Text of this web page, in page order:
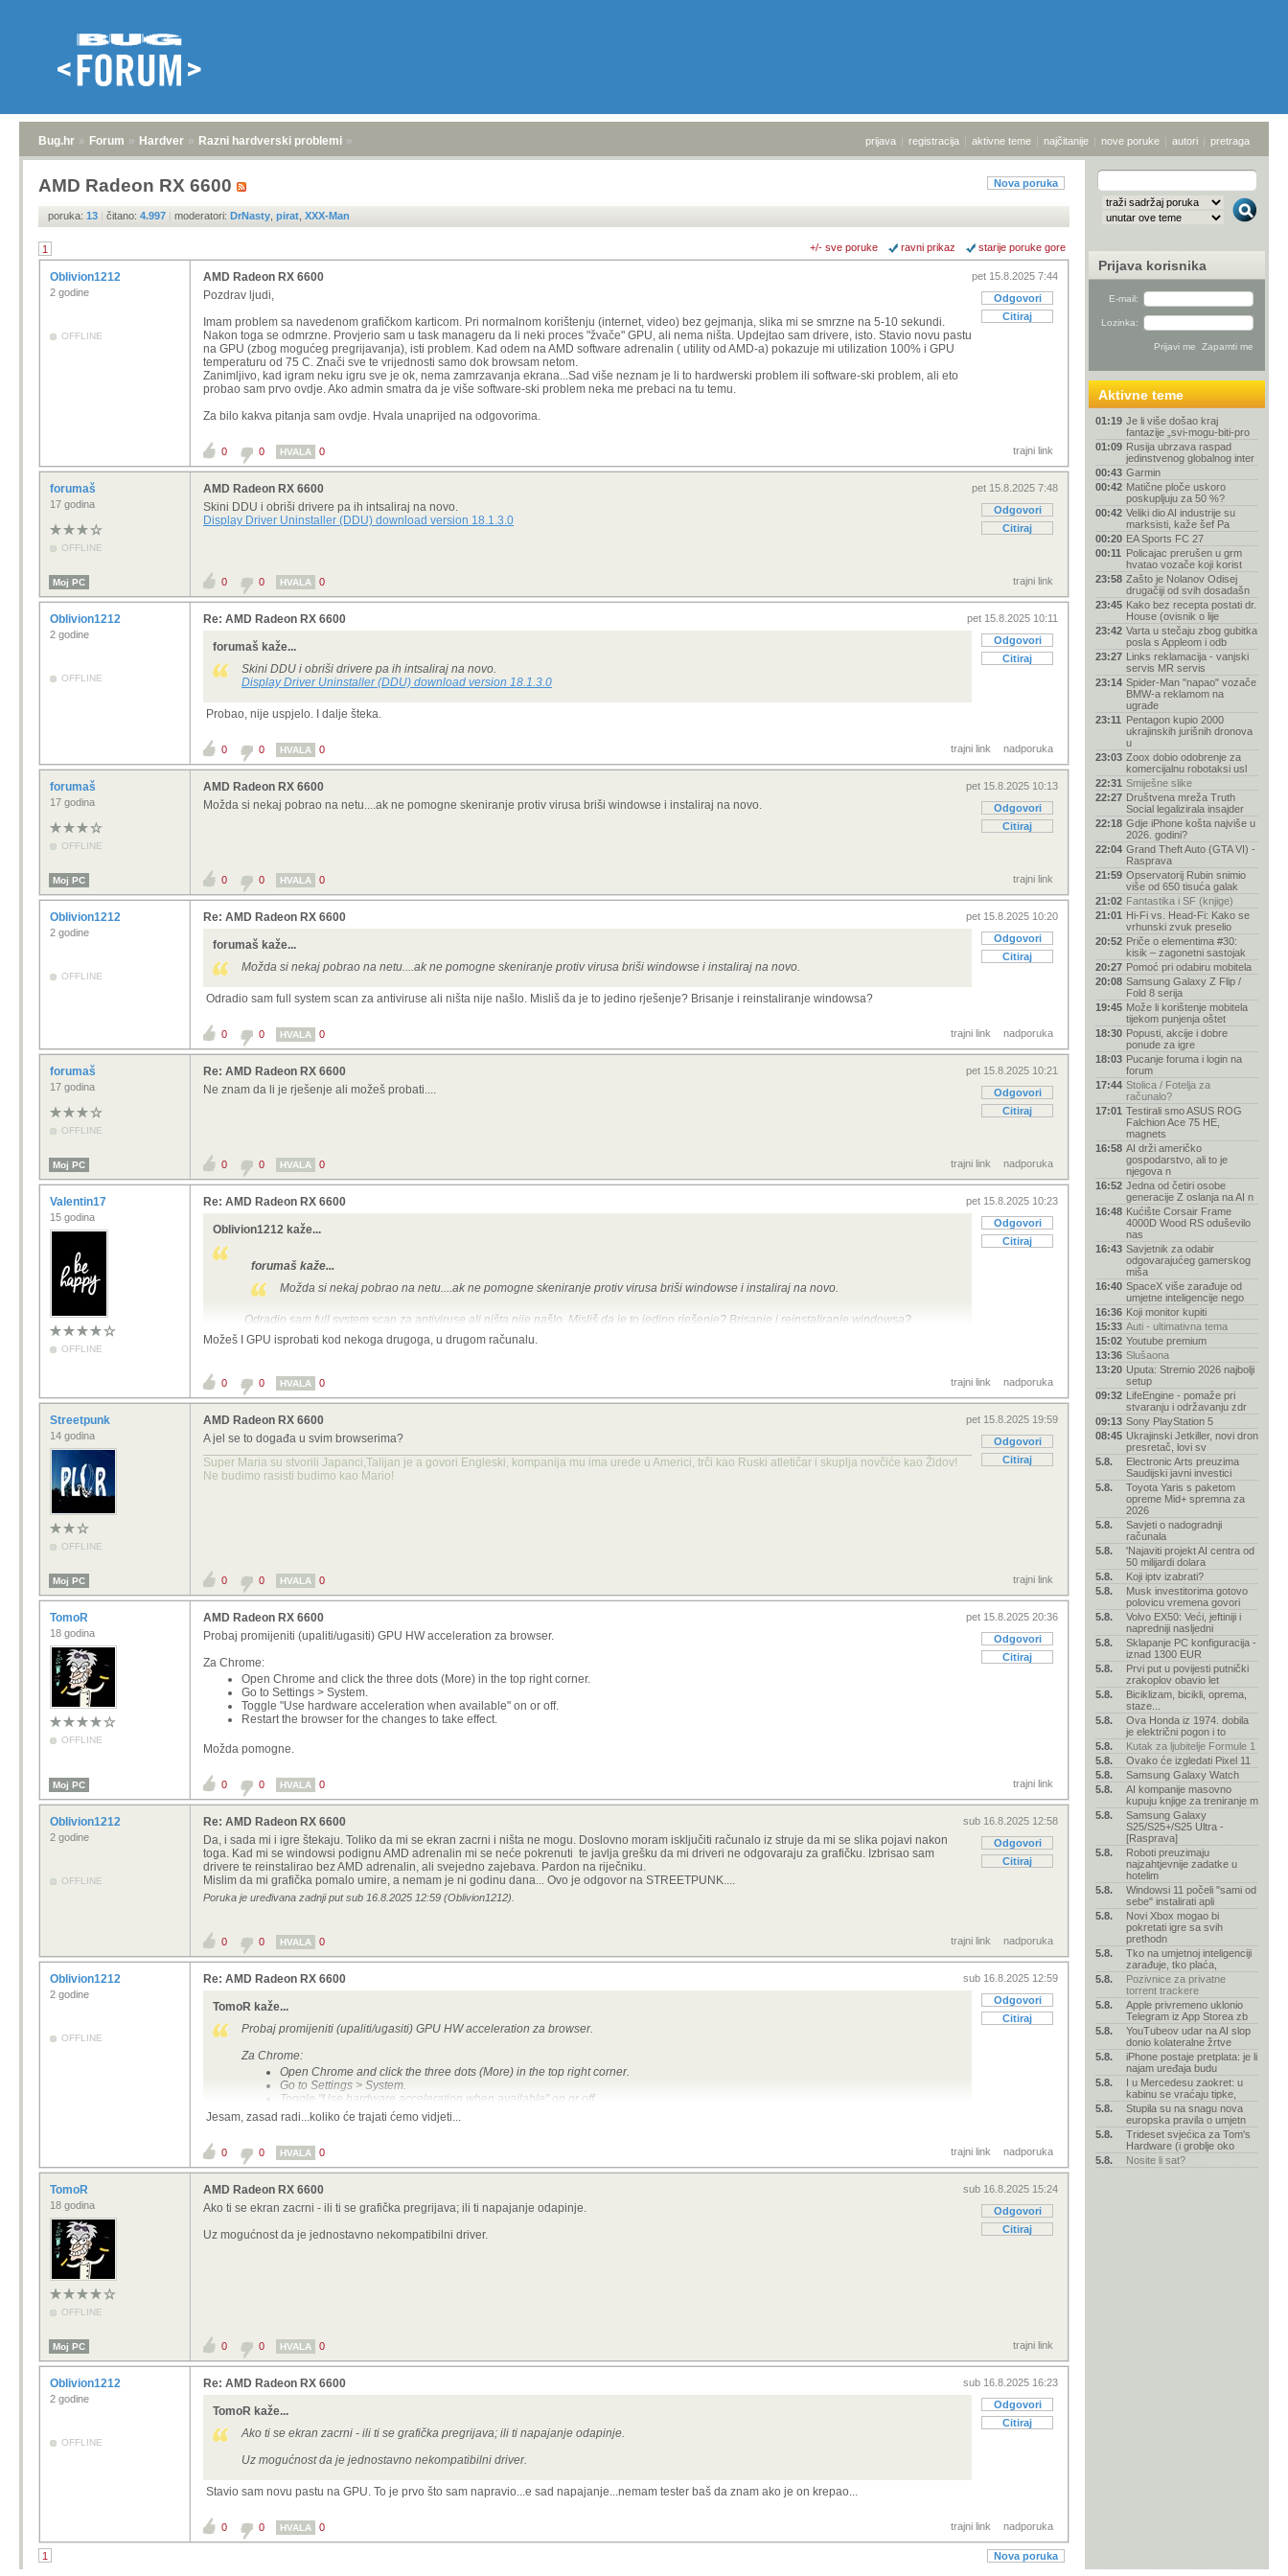
Bug.hr » Forum » Hardver » Razni hardverski problemi » prijava | registracija | aktivne teme | najčitanije | nove poruke | autori | pretraga
Nova poruka
AMD Radeon RX 6600
poruka: 13 | čitano: 4.997 | moderatori: DrNasty pirat XXX-Man
1 +/- sve poruke ravni prikaz starije poruke gore
Oblivion1212
2 godine
OFFLINE
pet 15.8.2025 7:44
Odgovori
Citiraj
AMD Radeon RX 6600
Pozdrav ljudi,
Imam problem sa navedenom grafičkom karticom. Pri normalnom korištenju (internet, video) bez gejmanja, slika mi se smrzne na 5-10 sekundi.
Nakon toga se odmrzne. Provjerio sam u task manageru da li neki proces "žvače" GPU, ali nema ništa. Updejtao sam drivere, isto. Stavio novu pastu
na GPU (zbog mogućeg pregrijavanja), isti problem. Kad odem na AMD software adrenalin ( utility od AMD-a) pokazuje mi utilization 100% i GPU
temperaturu od 75 C. Znači sve te vrijednosti samo dok browsam netom.
Zanimljivo, kad igram neku igru sve je ok, nema zamrzavanja ekrana...Sad više neznam je li to hardwerski problem ili software-ski problem, ali eto
probao sam prvo ovdje. Ako admin smatra da je više software-ski problem neka me prebaci na tu temu.
Za bilo kakva pitanja sam ovdje. Hvala unaprijed na odgovorima.
trajni link
0 0 HVALA 0
forumaš
17 godina
OFFLINE
pet 15.8.2025 7:48
Odgovori
Citiraj
AMD Radeon RX 6600
Skini DDU i obriši drivere pa ih intsaliraj na novo.
Display Driver Uninstaller (DDU) download version 18.1.3.0
Moj PC trajni link
0 0 HVALA 0
Oblivion1212
2 godine
OFFLINE
pet 15.8.2025 10:11
Odgovori
Citiraj
Re: AMD Radeon RX 6600
forumaš kaže...
Skini DDU i obriši drivere pa ih intsaliraj na novo.
Display Driver Uninstaller (DDU) download version 18.1.3.0
Probao, nije uspjelo. I dalje šteka.
trajni link nadporuka
0 0 HVALA 0
forumaš
17 godina
OFFLINE
pet 15.8.2025 10:13
Odgovori
Citiraj
AMD Radeon RX 6600
Možda si nekaj pobrao na netu....ak ne pomogne skeniranje protiv virusa briši windowse i instaliraj na novo.
Moj PC trajni link
0 0 HVALA 0
Oblivion1212
2 godine
OFFLINE
pet 15.8.2025 10:20
Odgovori
Citiraj
Re: AMD Radeon RX 6600
forumaš kaže...
Možda si nekaj pobrao na netu....ak ne pomogne skeniranje protiv virusa briši windowse i instaliraj na novo.
Odradio sam full system scan za antiviruse ali ništa nije našlo. Misliš da je to jedino rješenje? Brisanje i reinstaliranje windowsa?
trajni link nadporuka
0 0 HVALA 0
forumaš
17 godina
OFFLINE
pet 15.8.2025 10:21
Odgovori
Citiraj
Re: AMD Radeon RX 6600
Ne znam da li je rješenje ali možeš probati....
Moj PC trajni link nadporuka
0 0 HVALA 0
Valentin17
15 godina
OFFLINE
pet 15.8.2025 10:23
Odgovori
Citiraj
Re: AMD Radeon RX 6600
Oblivion1212 kaže...
forumaš kaže...
Možda si nekaj pobrao na netu....ak ne pomogne skeniranje protiv virusa briši windowse i instaliraj na novo.
Odradio sam full system scan za antiviruse ali ništa nije našlo. Misliš da je to jedino rješenje? Brisanje i reinstaliranje windowsa?
Možeš I GPU isprobati kod nekoga drugoga, u drugom računalu.
trajni link nadporuka
0 0 HVALA 0
Streetpunk
14 godina
OFFLINE
pet 15.8.2025 19:59
Odgovori
Citiraj
AMD Radeon RX 6600
A jel se to događa u svim browserima?
Super Maria su stvorili Japanci,Talijan je a govori Engleski, kompanija mu ima urede u Americi, trči kao Ruski atletičar i skuplja novčiće kao Židov!
Ne budimo rasisti budimo kao Mario!
Moj PC trajni link
0 0 HVALA 0
TomoR
18 godina
OFFLINE
pet 15.8.2025 20:36
Odgovori
Citiraj
AMD Radeon RX 6600
Probaj promijeniti (upaliti/ugasiti) GPU HW acceleration za browser.
Za Chrome:
Open Chrome and click the three dots (More) in the top right corner.
Go to Settings > System.
Toggle "Use hardware acceleration when available" on or off.
Restart the browser for the changes to take effect.
Možda pomogne.
Moj PC trajni link
0 0 HVALA 0
Oblivion1212
2 godine
OFFLINE
sub 16.8.2025 12:58
Odgovori
Citiraj
Re: AMD Radeon RX 6600
Da, i sada mi i igre štekaju. Toliko da mi se ekran zacrni i ništa ne mogu. Doslovno moram isključiti računalo iz struje da mi se slika pojavi nakon
toga. Kad mi se windowsi podignu AMD adrenalin mi se neće pokrenuti te javlja grešku da mi driveri ne odgovaraju za grafičku. Izbrisao sam
drivere te reinstalirao bez AMD adrenalin, ali svejedno zajebava. Pardon na riječniku.
Mislim da mi grafička pomalo umire, a nemam je ni godinu dana... Ovo je odgovor na STREETPUNK....
Poruka je uređivana zadnji put sub 16.8.2025 12:59 (Oblivion1212).
trajni link nadporuka
0 0 HVALA 0
Oblivion1212
2 godine
OFFLINE
sub 16.8.2025 12:59
Odgovori
Citiraj
Re: AMD Radeon RX 6600
TomoR kaže...
Probaj promijeniti (upaliti/ugasiti) GPU HW acceleration za browser.
Za Chrome:
Open Chrome and click the three dots (More) in the top right corner.
Go to Settings > System.
Toggle "Use hardware acceleration when available" on or off.
Restart the browser for the changes to take effect.
Jesam, zasad radi...koliko će trajati ćemo vidjeti...
trajni link nadporuka
0 0 HVALA 0
TomoR
18 godina
OFFLINE
sub 16.8.2025 15:24
Odgovori
Citiraj
AMD Radeon RX 6600
Ako ti se ekran zacrni - ili ti se grafička pregrijava; ili ti napajanje odapinje.
Uz mogućnost da je jednostavno nekompatibilni driver.
Moj PC trajni link
0 0 HVALA 0
Oblivion1212
2 godine
OFFLINE
sub 16.8.2025 16:23
Odgovori
Citiraj
Re: AMD Radeon RX 6600
TomoR kaže...
Ako ti se ekran zacrni - ili ti se grafička pregrijava; ili ti napajanje odapinje.
Uz mogućnost da je jednostavno nekompatibilni driver.
Stavio sam novu pastu na GPU. To je prvo što sam napravio...e sad napajanje...nemam tester baš da znam ako je on krepao...
trajni link nadporuka
0 0 HVALA 0
1 Nova poruka
Prijava korisnika
E-mail:
Lozinka:
Aktivne teme
01:19 Je li više došao kraj
fantazije „svi-mogu-biti-pro
01:09 Rusija ubrzava raspad
jedinstvenog globalnog inter
00:43 Garmin
00:42 Matične ploče uskoro
poskupljuju za 50 %?
00:42 Veliki dio AI industrije su
marksisti, kaže šef Pa
00:20 EA Sports FC 27
00:11 Policajac prerušen u grm
hvatao vozače koji korist
23:58 Zašto je Nolanov Odisej
drugačiji od svih dosadašn
23:45 Kako bez recepta postati dr.
House (ovisnik o lije
23:42 Varta u stečaju zbog gubitka
posla s Appleom i odb
23:27 Links reklamacija - vanjski
servis MR servis
23:14 Spider-Man "napao" vozače
BMW-a reklamom na
ugrađe
23:11 Pentagon kupio 2000
ukrajinskih jurišnih dronova
u
23:03 Zoox dobio odobrenje za
komercijalnu robotaksi usl
22:31 Smiješne slike
22:27 Društvena mreža Truth
Social legalizirala insajder
22:18 Gdje iPhone košta najviše u
2026. godini?
22:04 Grand Theft Auto (GTA VI) -
Rasprava
21:59 Opservatorij Rubin snimio
više od 650 tisuća galak
21:02 Fantastika i SF (knjige)
21:01 Hi-Fi vs. Head-Fi: Kako se
vrhunski zvuk preselio
20:52 Priče o elementima #30:
kisik – zagonetni sastojak
20:27 Pomoć pri odabiru mobitela
20:08 Samsung Galaxy Z Flip /
Fold 8 serija
19:45 Može li korištenje mobitela
tijekom punjenja oštet
18:30 Popusti, akcije i dobre
ponude za igre
18:03 Pucanje foruma i login na
forum
17:44 Stolica / Fotelja za
računalo?
17:01 Testirali smo ASUS ROG
Falchion Ace 75 HE,
magnets
16:58 AI drži američko
gospodarstvo, ali to je
njegova n
16:52 Jedna od četiri osobe
generacije Z oslanja na AI n
16:48 Kućište Corsair Frame
4000D Wood RS oduševilo
nas
16:43 Savjetnik za odabir
odgovarajućeg gamerskog
miša
16:40 SpaceX više zarađuje od
umjetne inteligencije nego
16:36 Koji monitor kupiti
15:33 Auti - ultimativna tema
15:02 Youtube premium
13:36 Slušaona
13:20 Uputa: Stremio 2026 najbolji
setup
09:32 LifeEngine - pomaže pri
stvaranju i održavanju zdr
09:13 Sony PlayStation 5
08:45 Ukrajinski Jetkiller, novi dron
presretač, lovi sv
5.8.
Electronic Arts preuzima
Saudijski javni investici
5.8.
Toyota Yaris s paketom
opreme Mid+ spremna za
2026
5.8.
Savjeti o nadogradnji
računala
5.8.
'Najaviti projekt AI centra od
50 milijardi dolara
5.8.
Koji iptv izabrati?
5.8.
Musk investitorima gotovo
polovicu vremena govori
5.8.
Volvo EX50: Veći, jeftiniji i
napredniji nasljedni
5.8.
Sklapanje PC konfiguracija -
iznad 1300 EUR
5.8.
Prvi put u povijesti putnički
zrakoplov obavio let
5.8.
Biciklizam, bicikli, oprema,
staze...
5.8.
Ova Honda iz 1974. dobila
je električni pogon i to
5.8.
Kutak za ljubitelje Formule 1
5.8.
Ovako će izgledati Pixel 11
5.8.
Samsung Galaxy Watch
5.8.
AI kompanije masovno
kupuju knjige za treniranje m
5.8.
Samsung Galaxy
S25/S25+/S25 Ultra -
[Rasprava]
5.8.
Roboti preuzimaju
najzahtjevnije zadatke u
hotelim
5.8.
Windowsi 11 počeli "sami od
sebe" instalirati apli
5.8.
Novi Xbox mogao bi
pokretati igre sa svih
prethodn
5.8.
Tko na umjetnoj inteligenciji
zarađuje, tko plaća,
5.8.
Pozivnice za privatne
torrent trackere
5.8.
Apple privremeno uklonio
Telegram iz App Storea zb
5.8.
YouTubeov udar na AI slop
donio kolateralne žrtve
5.8.
iPhone postaje pretplata: je li
najam uređaja budu
5.8.
I u Mercedesu zaokret: u
kabinu se vraćaju tipke,
5.8.
Stupila su na snagu nova
europska pravila o umjetn
5.8.
Trideset svjećica za Tom's
Hardware (i groblje oko
5.8.
Nosite li sat?